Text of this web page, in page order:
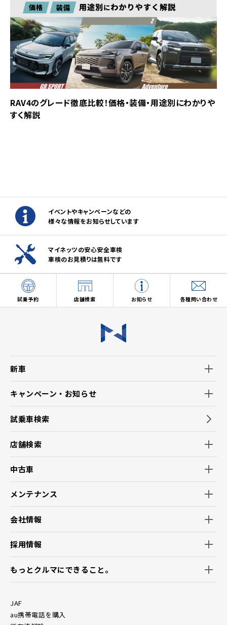
RAV4のグレード徹底比較！価格・装備・用途別にわかりや
すく解説
イベントやキャンペーンなどの
様々な情報をお知らせしています
マイネッツの安心安全車検
車検のお見積りは無料です
試乗予約 店舗検索 お知らせ 各種問い合わせ
新車
キャンペーン・お知らせ
試乗車検索
店舗検索
中古車
メンテナンス
会社情報
採用情報
もっとクルマにできること。
JAF
au携帯電話を購入